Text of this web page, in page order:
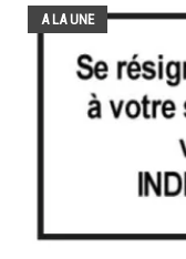
A LA UNE